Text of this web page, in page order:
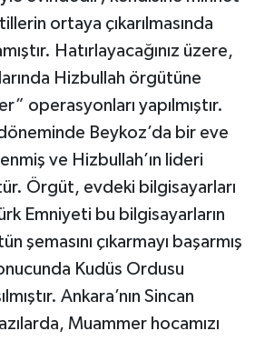
ortaya çıkarılmasında
Hatırlayacağınız üzere,
Hizbullah örgütüne
operasyonları yapılmıştır.
Beykoz’da bir eve
ve Hizbullah’ın lideri
Örgüt, evdeki bilgisayarları
Emniyeti bu bilgisayarların
şemasını çıkarmayı başarmış
Kudüs Ordusu
Ankara’nın Sincan
Muammer hocamızı